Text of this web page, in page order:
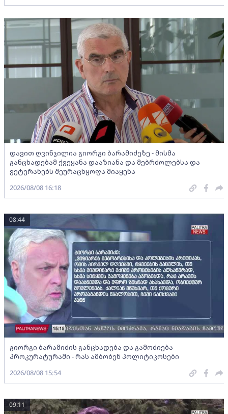
დავით ღვინჯილია გიორგი ბარამიძეზე - მისმა
განცხადებამ ქვეყანა დააზიანა და მებრძოლებსა და
ვეტერანებს შეურაცხყოფა მიაყენა
2026/08/08 16:18
გიორგი ბარამიძის განცხადება და გამოძიება
პროკურატურაში - რას ამბობენ პოლიტიკოსები
08:44
2026/08/08 15:54
09:11